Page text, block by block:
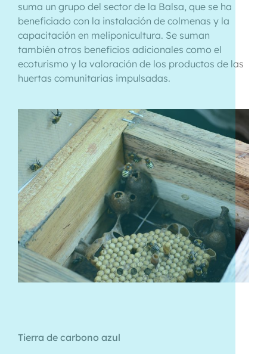
suma un grupo del sector de la Balsa, que se ha
beneficiado con la instalación de colmenas y la
capacitación en meliponicultura. Se suman
también otros beneficios adicionales como el
ecoturismo y la valoración de los productos de las
huertas comunitarias impulsadas.
Tierra de carbono azul